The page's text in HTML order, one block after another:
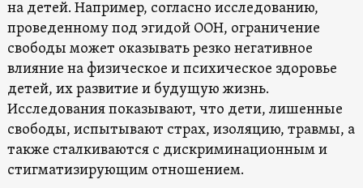
на детей. Например, согласно исследованию,
проведенному под эгидой ООН, ограничение
свободы может оказывать резко негативное
влияние на физическое и психическое здоровье
детей, их развитие и будущую жизнь.
Исследования показывают, что дети, лишенные
свободы, испытывают страх, изоляцию, травмы, а
также сталкиваются с дискриминационным и
стигматизирующим отношением.